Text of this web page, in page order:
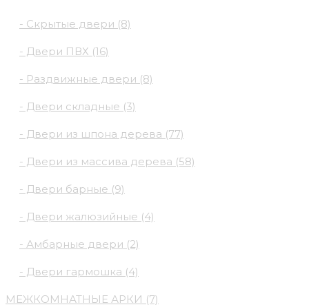
- Скрытые двери (8)
- Двери ПВХ (16)
- Раздвижные двери (8)
- Двери складные (3)
- Двери из шпона дерева (77)
- Двери из массива дерева (58)
- Двери барные (9)
- Двери жалюзийные (4)
- Амбарные двери (2)
- Двери гармошка (4)
МЕЖКОМНАТНЫЕ АРКИ (7)